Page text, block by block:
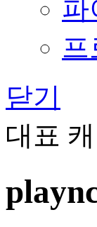
파
닫기
대표